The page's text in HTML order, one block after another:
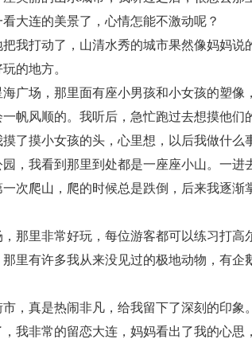
大连的美景了，心情怎能不激动呢？
我打动了，山清水秀的城市果然像妈妈说
的地方。
广场，那里面有座小男孩和小女孩的塑像
帆风顺的。我听后，急忙跑过去想摸他们
了摸小女孩的头，心里想，以后我做什么
，我看到那里到处都是一座座小山。一进
次爬山，爬的时候总是跌倒，后来我逐渐
那里非常好玩，每位游客都可以练习打高
里有许多我从来没见过的极地动物，有企
，真是热闹非凡，给我留下了深刻的印象。
我非常的留恋大连，妈妈看出了我的心思